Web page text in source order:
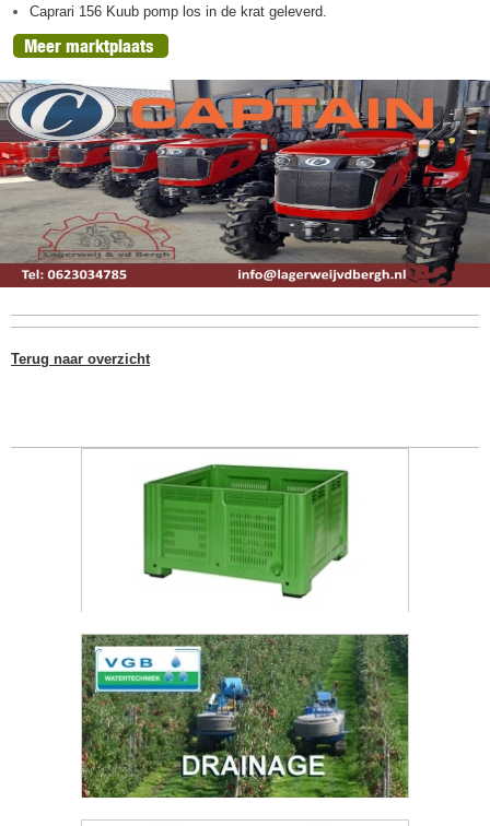
Caprari 156 Kuub pomp los in de krat geleverd.
Meer marktplaats
Terug naar overzicht